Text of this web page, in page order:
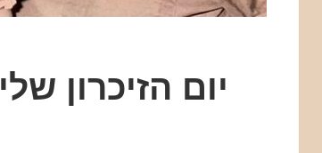
יום הזיכרון שלי